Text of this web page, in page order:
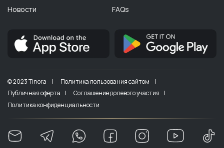
Новости
FAQs
© 2023 Tinora |
Политика пользования сайтом |
Публичная оферта |
Соглашение долевого участия |
Политика конфиденциальности